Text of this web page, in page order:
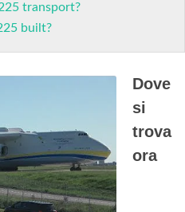
transport?
built?
Dove
si
trova
ora